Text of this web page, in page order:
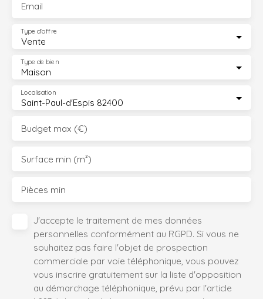
Email
Vente
Type d'offre
Maison
Type de bien
Saint-Paul-d'Espis 82400
Localisation
Budget max (€)
Surface min (m²)
Pièces min
J'accepte le traitement de mes données
personnelles conformément au RGPD. Si vous ne
souhaitez pas faire l'objet de prospection
commerciale par voie téléphonique, vous pouvez
vous inscrire gratuitement sur la liste d'opposition
au démarchage téléphonique, prévu par l'article